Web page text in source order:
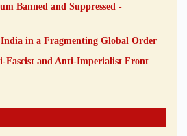
Banned and Suppressed -
in a Fragmenting Global Order
Fascist and Anti-Imperialist Front